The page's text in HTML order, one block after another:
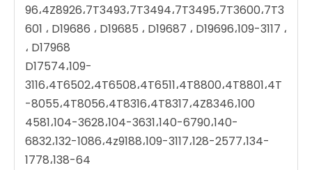
96،4Z8926،7T3493،7T3494،7T3495،7T3600،7T3
601 ، D19686 ، D19685 ، D19687 ، D19696،109-3117 ،
D17968 ،
D17574،109-
3116،4T6502،4T6508،4T6511،4T8800،4T8801،4T
8055،4T8056،4T8316،4T8317،4Z8346،100-
4581،104-3628،104-3631،140-6790،140-
6832،132-1086،4z9188،109-3117،128-2577،134-
1778،138-64